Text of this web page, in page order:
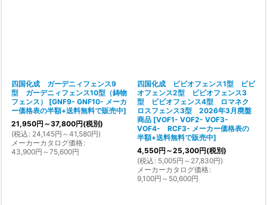
四国化成 ガーデニィフェンス9
型 ガーデニィフェンス10型（鋳物
フェンス）
[GNF9- GNF10- メーカ
ー価格表の半額+送料無料で販売中]
21,950円 ～37,800円(税別)
(税込 : 24,145円 ～41,580円)
メーカーカタログ価格:
43,900円 ～75,600円
四国化成 ビビオフェンス1型 ビビ
オフェンス2型 ビビオフェンス3
型 ビビオフェンス4型 ロマネク
ロスフェンス3型 2026年3月廃盤
商品 [VOF1- VOF2- VOF3-
VOF4- RCF3- メーカー価格表の
半額+送料無料で販売中]
4,550円 ～25,300円(税別)
(税込 : 5,005円 ～27,830円)
メーカーカタログ価格:
9,100円 ～50,600円